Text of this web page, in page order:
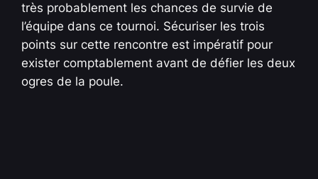
très probablement les chances de survie de
l’équipe dans ce tournoi. Sécuriser les trois
points sur cette rencontre est impératif pour
exister comptablement avant de défier les deux
ogres de la poule.